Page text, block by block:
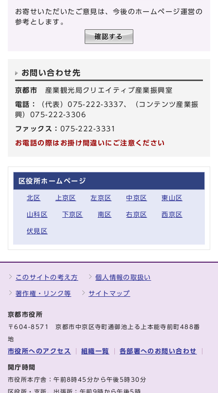
お寄せいただいたご意見は、今後のホームページ運営の
参考とします。
お問い合わせ先
京都市 産業観光局クリエイティブ産業振興室
電話：
（代表）075-222-3337、（コンテンツ産業振
興）075-222-3306
ファックス： 075-222-3331
お電話の際はお掛け間違いにご注意ください
区役所ホームページ
北区 上京区 左京区 中京区 東山区
山科区 下京区 南区 右京区 西京区
伏見区
このサイトの考え方 個人情報の取扱い
著作権・リンク等 サイトマップ
京都市役所
〒604-8571 京都市中京区寺町通御池上る上本能寺前町488番
地
市役所へのアクセス 組織一覧 各部署へのお問い合わせ
開庁時間
市役所本庁舎：午前8時45分から午後5時30分
区役所・支所、出張所：午前9時から午後5時